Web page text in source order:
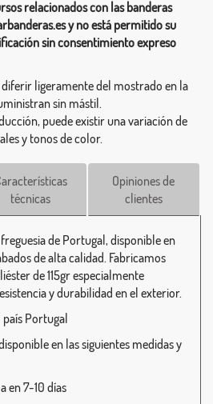
relacionados con las banderas
y no está permitido su
sin consentimiento expreso
ligeramente del mostrado en la
sin mástil.
puede existir una variación de
y tonos de color.
técnicas
Opiniones de
clientes
de Portugal, disponible en
de alta calidad. Fabricamos
de 115gr especialmente
y durabilidad en el exterior.
Portugal
en las siguientes medidas y
en 7-10 días